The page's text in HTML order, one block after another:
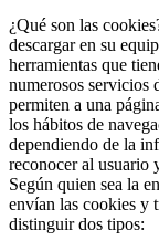
¿Qué son las
descargar en su
herramientas que
numerosos servicios
permiten a una
los hábitos de
dependiendo de la
reconocer al usuario
Según quien sea la
envían las cookies y
distinguir dos tipos: